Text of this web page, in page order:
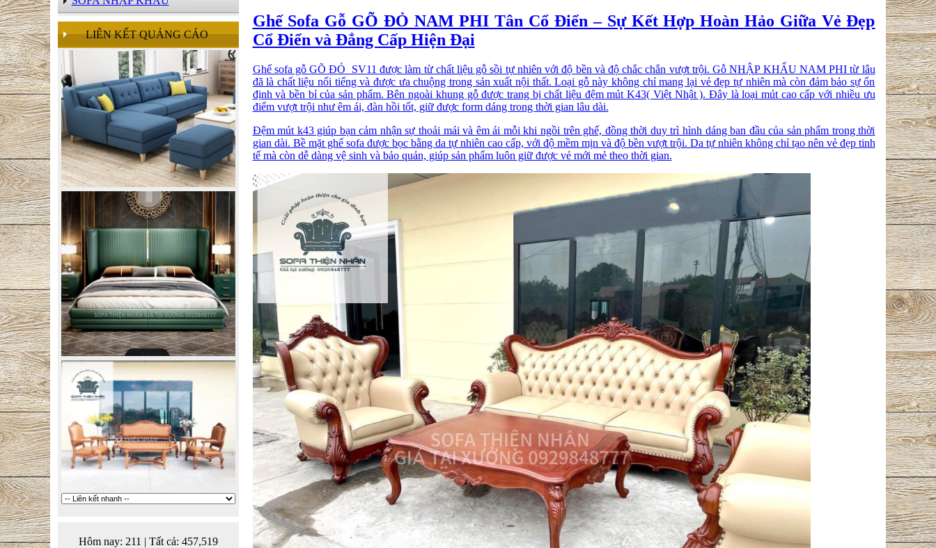
LIÊN KẾT QUẢNG CÁO
Hôm nay: 211 | Tất cả: 457,519
Ghế Sofa Gỗ GÕ ĐỎ NAM PHI Tân Cổ Điển – Sự Kết Hợp Hoàn Hảo Giữa Vẻ Đẹp
Cổ Điển và Đẳng Cấp Hiện Đại
Ghế sofa gỗ GÕ ĐỎ SV11 được làm từ chất liệu gỗ sồi tự nhiên với độ bền và độ chắc chắn vượt trội. Gỗ NHẬP KHẨU NAM PHI từ lâu
đã là chất liệu nổi tiếng và được ưa chuộng trong sản xuất nội thất. Loại gỗ này không chỉ mang lại vẻ đẹp tự nhiên mà còn đảm bảo sự ổn
định và bền bỉ của sản phẩm. Bên ngoài khung gỗ được trang bị chất liệu đệm mút K43( Việt Nhật ). Đây là loại mút cao cấp với nhiều ưu
điểm vượt trội như êm ái, đàn hồi tốt, giữ được form dáng trong thời gian lâu dài.
Đệm mút k43 giúp bạn cảm nhận sự thoải mái và êm ái mỗi khi ngồi trên ghế, đồng thời duy trì hình dáng ban đầu của sản phẩm trong thời
gian dài. Bề mặt ghế sofa được bọc bằng da tự nhiên cao cấp, với độ mềm mịn và độ bền vượt trội. Da tự nhiên không chỉ tạo nên vẻ đẹp tinh
tế mà còn dễ dàng vệ sinh và bảo quản, giúp sản phẩm luôn giữ được vẻ mới mẻ theo thời gian.